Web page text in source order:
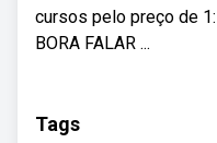
cursos pelo preço de
BORA FALAR ...
Tags